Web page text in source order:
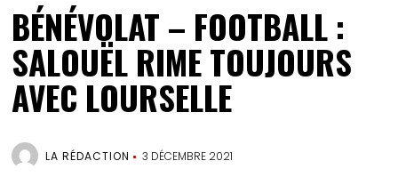
BÉNÉVOLAT – FOOTBALL :
SALOUËL RIME TOUJOURS
AVEC LOURSELLE
LA RÉDACTION 3 DÉCEMBRE 2021